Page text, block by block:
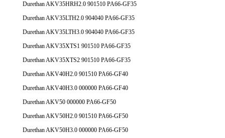
Durethan AKV35HRH2.0 901510 PA66-GF35
Durethan AKV35LTH2.0 904040 PA66-GF35
Durethan AKV35LTH3.0 904040 PA66-GF35
Durethan AKV35XTS1 901510 PA66-GF35
Durethan AKV35XTS2 901510 PA66-GF35
Durethan AKV40H2.0 901510 PA66-GF40
Durethan AKV40H3.0 000000 PA66-GF40
Durethan AKV50 000000 PA66-GF50
Durethan AKV50H2.0 901510 PA66-GF50
Durethan AKV50H3.0 000000 PA66-GF50